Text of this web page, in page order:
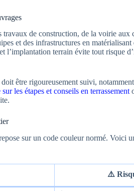
de construction, de la voirie aux
et des infrastructures en
l’implantation terrain évite tout risque
être rigoureusement suivi,
les étapes et conseils en terrassement
sur un code couleur normé. Voici
⚠️